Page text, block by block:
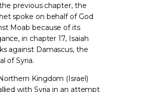
previous chapter, the
spoke on behalf of God
Moab because of its
in chapter 17, Isaiah
against Damascus, the
of Syria.
Kingdom (Israel)
with Syria in an attempt